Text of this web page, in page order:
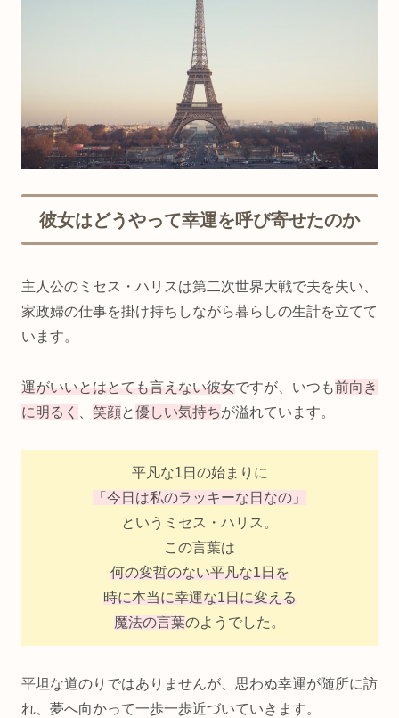
彼女はどうやって幸運を呼び寄せたのか
主人公のミセス・ハリスは第二次世界大戦で夫を失い、
家政婦の仕事を掛け持ちしながら暮らしの生計を立てて
います。
運がいいとはとても言えない彼女ですが、いつも前向き
に明るく
笑顔と優しい気持ちが溢れています。
平凡な1日の始まりに
「今日は私のラッキーな日なの」
というミセス・ハリス。
この言葉は
何の変哲のない平凡な1日を
時に本当に幸運な1日に変える
魔法の言葉のようでした。
平坦な道のりではありませんが、思わぬ幸運が随所に訪
れ、夢へ向かって一歩一歩近づいていきます。